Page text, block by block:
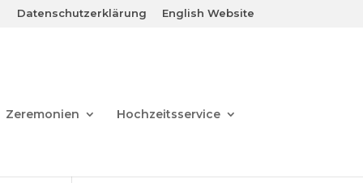
Datenschutzerklärung English Website
Zeremonien Hochzeitsservice